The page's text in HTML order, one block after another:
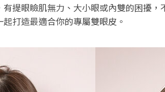
提眼瞼肌無力、大小眼或內雙的困擾
打造最適合你的專屬雙眼皮。